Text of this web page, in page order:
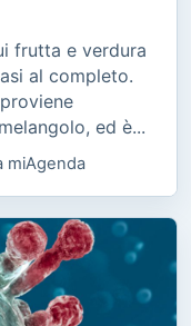
frutta e verdura
al completo.
ed è...
miAgenda